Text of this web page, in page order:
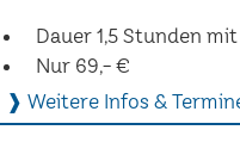
Dauer 1,5 Stunden
Nur 69,- €
❱ Weitere Infos &